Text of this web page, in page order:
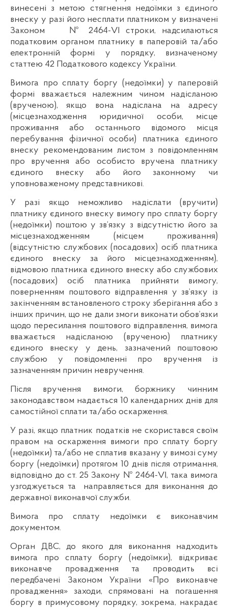
винесені з метою стягнення недоїмки з єдиного
внеску у разі його несплати платником у визначені
Законом № 2464-VІ строки, надсилаються
податковим органом платнику в паперовій та/або
електронній формі у порядку, визначеному
статтею 42 Податкового кодексу України.
Вимога про сплату боргу (недоїмки) у паперовій
формі вважається належним чином надісланою
(врученою), якщо вона надіслана на адресу
(місцезнаходження юридичної особи, місце
проживання або останнього відомого місця
перебування фізичної особи) платника єдиного
внеску рекомендованим листом з повідомленням
про вручення або особисто вручена платнику
єдиного внеску або його законному чи
уповноваженому представникові.
У разі якщо неможливо надіслати (вручити)
платнику єдиного внеску вимогу про сплату боргу
(недоїмки) поштою у зв’язку з відсутністю його за
місцезнаходженням (місцем проживання)
(відсутністю службових (посадових) осіб платника
єдиного внеску за його місцезнаходженням),
відмовою платника єдиного внеску або службових
(посадових) осіб платника прийняти вимогу,
поверненням поштового відправлення у зв’язку із
закінченням встановленого строку зберігання або з
інших причин, що не дали змоги виконати обов’язки
щодо пересилання поштового відправлення, вимога
вважається надісланою (врученою) платнику
єдиного внеску у день, зазначений поштовою
службою у повідомленні про вручення із
зазначенням причин невручення.
Після вручення вимоги, боржнику чинним
законодавством надається 10 календарних днів для
самостійної сплати та/або оскарження.
У разі, якщо платник податків не скористався своїм
правом на оскарження вимоги про сплату боргу
(недоїмки) та/або не сплатив вказану у вимозі суму
боргу (недоїмки) протягом 10 днів після отримання,
відповідно до ст. 25 Закону № 2464-VІ, така вимога
узгоджується та направляється для виконання до
державної виконавчої служби.
Вимога про сплату недоїмки є виконавчим
документом.
Орган ДВС, до якого для виконання надходить
вимога про сплату боргу (недоїмки), відкриває
виконавче провадження та проводить всі
передбачені Законом України «Про виконавче
провадження» заходи, спрямовані на погашення
боргу в примусовому порядку, зокрема, накрадає